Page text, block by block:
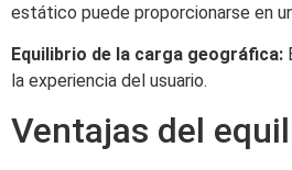
estático puede proporcionarse en
Equilibrio de la carga geográfica:
la experiencia del usuario.
Ventajas del